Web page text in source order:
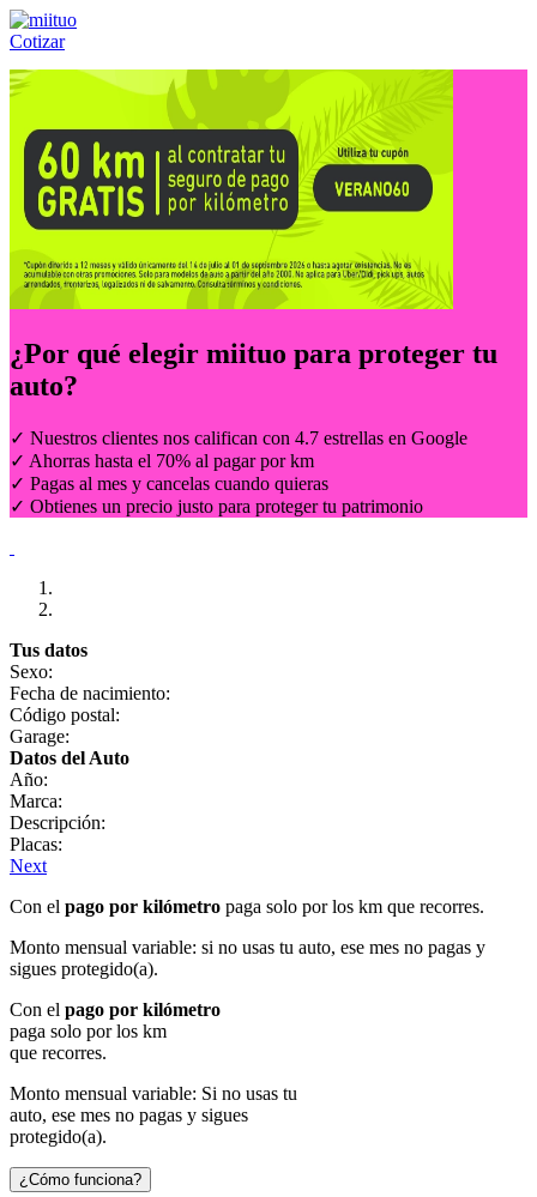
Cotizar
Llámanos al:(55) 84-21-05-00 ó
¿Por qué elegir miituo para proteger tu
auto?
✓ Nuestros clientes nos califican con 4.7 estrellas en Google
✓ Ahorras hasta el 70% al pagar por km
✓ Pagas al mes y cancelas cuando quieras
✓ Obtienes un precio justo para proteger tu patrimonio
Tus datos
Sexo:
Fecha de nacimiento:
Código postal:
Garage:
Datos del Auto
Año:
Marca:
Descripción:
Placas:
Next
Con el pago por kilómetro paga solo por los km que recorres.
Monto mensual variable: si no usas tu auto, ese mes no pagas y
sigues protegido(a).
Con el pago por kilómetro
paga solo por los km
que recorres.
Monto mensual variable: Si no usas tu
auto, ese mes no pagas y sigues
protegido(a).
¿Cómo funciona?